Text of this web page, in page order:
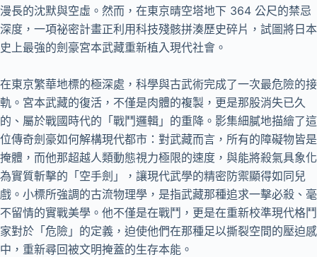
漫長的沈默與空虛。然而，在東京晴空塔地下 364 公尺的禁忌
深度，一項祕密計畫正利用科技殘骸拼湊歷史碎片，試圖將日本
史上最強的劍豪宮本武藏重新植入現代社會。
在東京繁華地標的極深處，科學與古武術完成了一次最危險的接
軌。宮本武藏的復活，不僅是肉體的複製，更是那股消失已久
的、屬於戰國時代的「戰鬥邏輯」的重降。影集細膩地描繪了這
位傳奇劍豪如何解構現代都市：對武藏而言，所有的障礙物皆是
掩體，而他那超越人類動態視力極限的速度，與能將殺氣具象化
為實質斬擊的「空手劍」，讓現代武學的精密防禦顯得如同兒
戲。小標所強調的古流物理學，是指武藏那種追求一擊必殺、毫
不留情的實戰美學。他不僅是在戰鬥，更是在重新校準現代格鬥
家對於「危險」的定義，迫使他們在那種足以撕裂空間的壓迫感
中，重新尋回被文明掩蓋的生存本能。